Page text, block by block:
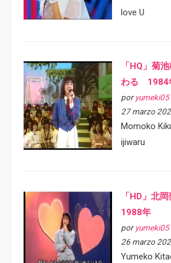
love U
「HQ」菊
わる 1984
por
27 marzo
Momoko
ijiwaru
「HD」北
1988年
por
26 marzo
Yumeko